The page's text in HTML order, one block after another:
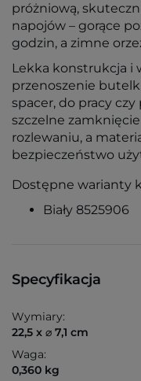
próżniową,
napojów – gorące
godzin, a zimne
Lekka konstrukcja i
przenoszenie
spacer, do pracy
szczelne
rozlewaniu, a
bezpieczeństwo
Dostępne warianty
Biały 8525906
Specyfikacja
Wymiary:
22,5 x ⌀ 7,1 cm
Waga:
0,360 kg